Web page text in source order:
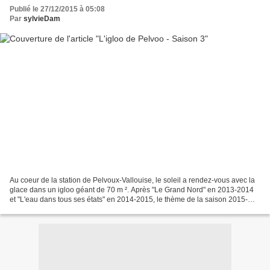
Publié le 27/12/2015 à 05:08
Par sylvieDam
Au coeur de la station de Pelvoux-Vallouise, le soleil a rendez-vous avec la
glace dans un igloo géant de 70 m ². Après "Le Grand Nord" en 2013-2014
et "L'eau dans tous ses états" en 2014-2015, le thème de la saison 2015-